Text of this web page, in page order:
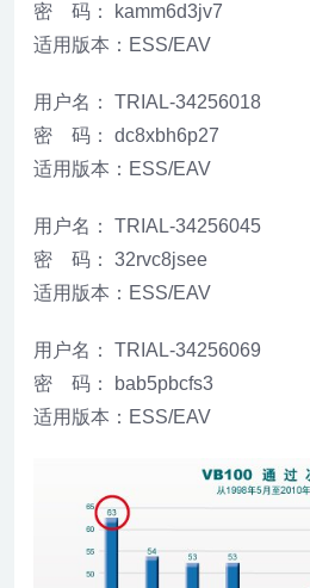
密 码： kamm6d3jv7
适用版本：ESS/EAV
用户名： TRIAL-34256018
密 码： dc8xbh6p27
适用版本：ESS/EAV
用户名： TRIAL-34256045
密 码： 32rvc8jsee
适用版本：ESS/EAV
用户名： TRIAL-34256069
密 码： bab5pbcfs3
适用版本：ESS/EAV